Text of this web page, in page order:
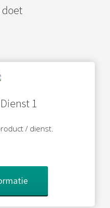
doet
1
/ dienst.